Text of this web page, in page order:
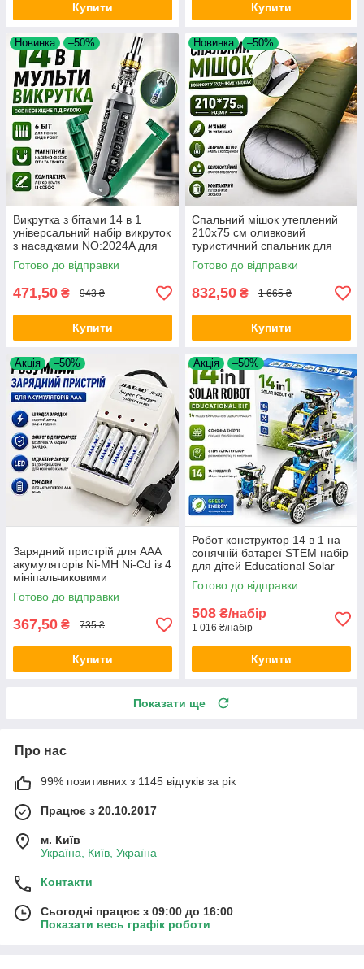
Купити Купити
Новинка –50%
Викрутка з бітами 14 в 1
універсальний набір викруток
з насадками NO:2024A для
ремонту меблів дому та
техніки Opt City
Готово до відправки
471,50 ₴ 943 ₴
Купити
Новинка –50%
Спальний мішок утеплений
210х75 см оливковий
туристичний спальник для
кемпінгу походів і риболовлі
Opt City
Готово до відправки
832,50 ₴ 1 665 ₴
Купити
Акція –50%
Зарядний пристрій для AAA
акумуляторів Ni-MH Ni-Cd із 4
мініпальчиковими
елементами живлення в
комплекті універсальна Opt
City
Готово до відправки
367,50 ₴ 735 ₴
Купити
Акція –50%
Робот конструктор 14 в 1 на
сонячній батареї STEM набір
для дітей Educational Solar
Robot навчальна іграшка Opt
City
Готово до відправки
508 ₴/набір
1 016 ₴/набір
Купити
Показати ще
Про нас
99% позитивних з 1145 відгуків за рік
Працює з 20.10.2017
м. Київ
Україна, Київ, Україна
Контакти
Сьогодні працює з 09:00 до 16:00
Показати весь графік роботи